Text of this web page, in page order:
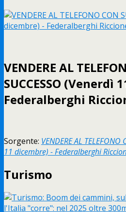
VENDERE AL
SUCCESSO (Venerdì
Federalberghi
Sorgente: VENDERE AL TELEFONO
11 dicembre) - Federalberghi
Turismo